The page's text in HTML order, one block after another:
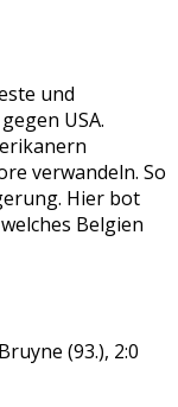
und
USA.
verwandeln. So
Hier bot
Belgien
(93.), 2:0